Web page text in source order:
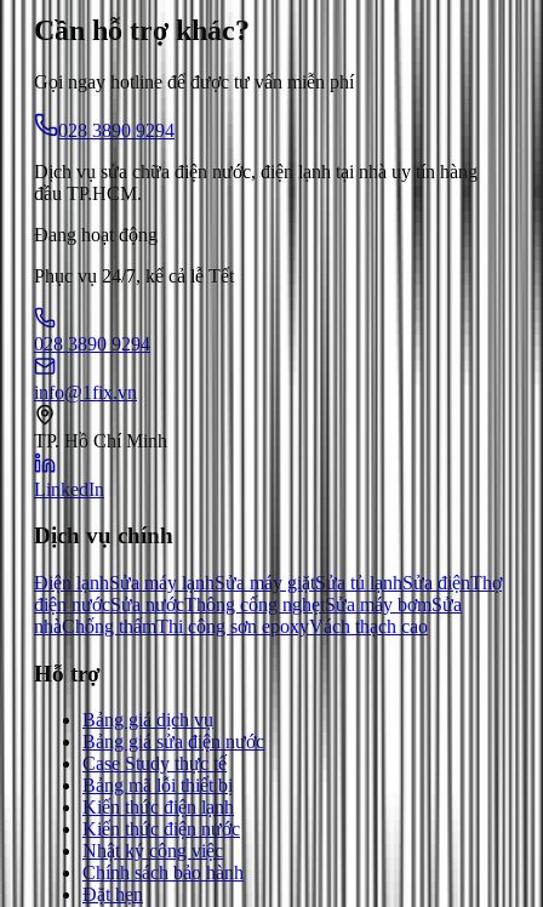
Cần hỗ trợ khác?
Gọi ngay hotline để được tư vấn miễn phí
028 3890 9294
Dịch vụ sửa chữa điện nước, điện lạnh tại nhà uy tín hàng
đầu TP.HCM.
Đang hoạt động
Phục vụ 24/7, kể cả lễ Tết
028 3890 9294
info@1fix.vn
TP. Hồ Chí Minh
LinkedIn
Dịch vụ chính
Điện lạnhSửa máy lạnhSửa máy giặtSửa tủ lạnhSửa điệnThợ
điện nướcSửa nướcThông cống nghẹtSửa máy bơmSửa
nhàChống thấmThi công sơn epoxyVách thạch cao
Hỗ trợ
Bảng giá dịch vụ
Bảng giá sửa điện nước
Case Study thực tế
Bảng mã lỗi thiết bị
Kiến thức điện lạnh
Kiến thức điện nước
Nhật ký công việc
Chính sách bảo hành
Đặt hẹn